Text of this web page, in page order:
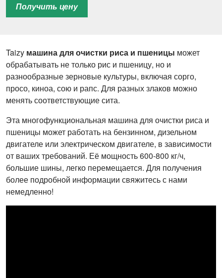
QTY/20GP
24 шт.
обеспечивает
прямой сбор
мешками,
значительно
упрощая
процесс
эксплуатации.
Получить цену
Taizy машина для очистки риса и пшеницы может
обрабатывать не только рис и пшеницу, но и
разнообразные зерновые культуры, включая сорго,
просо, киноа, сою и рапс. Для разных злаков можно
менять соответствующие сита.
Эта многофункциональная машина для очистки риса и
пшеницы может работать на бензинном, дизельном
двигателе или электрическом двигателе, в зависимости
от ваших требований. Её мощность 600-800 кг/ч,
большие шины, легко перемещается. Для получения
более подробной информации свяжитесь с нами
немедленно!